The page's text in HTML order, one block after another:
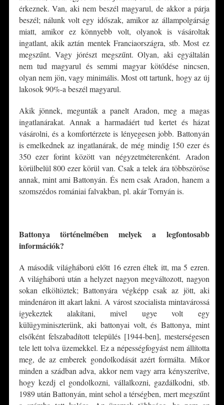
érkeznek. Van, aki nem beszél magyarul, de akkor a párja
beszél; nálunk volt egy időszak, amikor az állampolgárság
miatt, amikor ez könnyebb volt, olyanok is vásároltak
ingatlant, akik aztán mentek Franciaországra, stb. Most ez
megszűnt. Vagy jórészt megszűnt. Olyan, aki egyáltalán
nem tud magyarul és semmi magyar kötődése nincsen,
olyan nem jön, vagy minimális. Most ott tartunk, hogy az új
lakosok 90%-a beszél magyarul.
Akik jönnek, megunták a panelt Aradon, meg a magas
ingatlanárakat. Annak a harmadáért tud kertet és házat
vásárolni, és a komfortérzete is lényegesen jobb. Battonyán
is emelkednek az ingatlanárak, de még mindig 150 ezer és
350 ezer forint között van négyzetméterenként. Aradon
körülbelül 800 ezer körül van. Csak a telek ára többszöröse
annak, mint ami Battonyán. És nem csak Aradon, hanem a
szomszédos romániai falvakban, pl. akár Tornyán is.
Battonya történelmében melyek a legfontosabb
információk?
A második világháború előtt 16 ezren éltek itt, ma 5 ezren.
A világháború után a helyzet nagyon megváltozott, nagyon
sokan elköltöztek; Battonyára végképp csak az jött, aki
mindenáron itt akart lakni. A várost szocialista mintavárossá
igyekeztek alakítani, mivel ugye volt egy
külügyminiszterünk, aki battonyai volt, és Battonya, mint
elsőként felszabadított település [1944-ben], mesterségesen
tele lett tolva üzemekkel. Ez a népességfogyást nem állította
meg, de az emberek gondolkodását azért formálta. Mikor
minden a szádban adva, akkor nem vagy arra kényszerítve,
hogy kezdj el gondolkozni, vállalkozni, gazdálkodni, stb.
1989 után Battonyán, mint sehol a térségben, mert megszűnt